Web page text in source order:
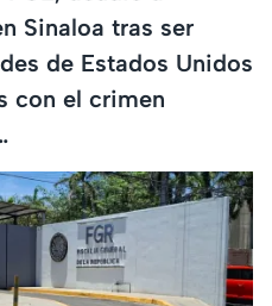
Sinaloa tras ser
de Estados Unidos
con el crimen